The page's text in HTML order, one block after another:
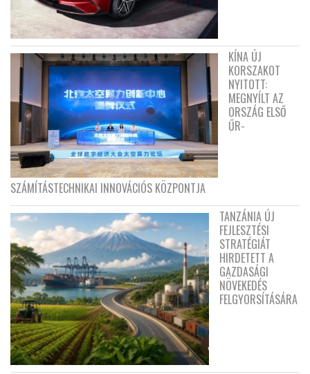
KÍNA ÚJ
KORSZAKOT
NYITOTT:
MEGNYÍLT AZ
ORSZÁG ELSŐ
ŰR-
SZÁMÍTÁSTECHNIKAI INNOVÁCIÓS KÖZPONTJA
TANZÁNIA ÚJ
FEJLESZTÉSI
STRATÉGIÁT
HIRDETETT A
GAZDASÁGI
NÖVEKEDÉS
FELGYORSÍTÁSÁRA